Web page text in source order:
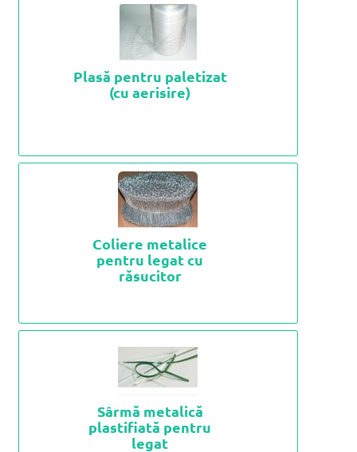
Plasă pentru paletizat
(cu aerisire)
Coliere metalice
pentru legat cu
răsucitor
Sârmă metalică
plastifiată pentru
legat